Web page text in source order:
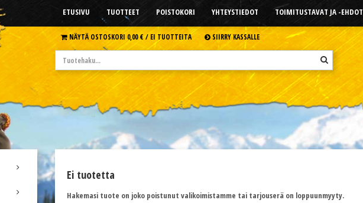
ETUSIVU TUOTTEET POISTOKORI YHTEYSTIEDOT TOIMITUSTAVAT JA -EHDOT
NÄYTÄ OSTOSKORI 0,00 € /EI TUOTTEITA SIIRRY KASSALLE
Ei tuotetta
Hakemasi tuote on joko poistunut valikoimistamme tai tarjouserä on loppuunmyyty.